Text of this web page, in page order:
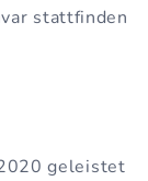
stattfinden
geleistet